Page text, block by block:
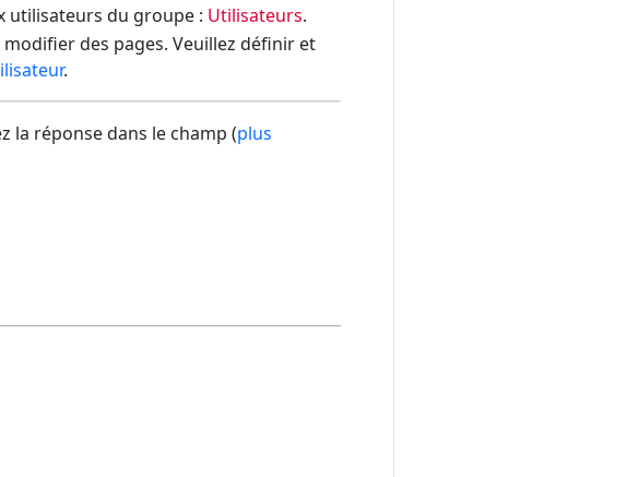
utilisateurs du groupe : Utilisateurs.
des pages. Veuillez définir et
.
la réponse dans le champ (plus